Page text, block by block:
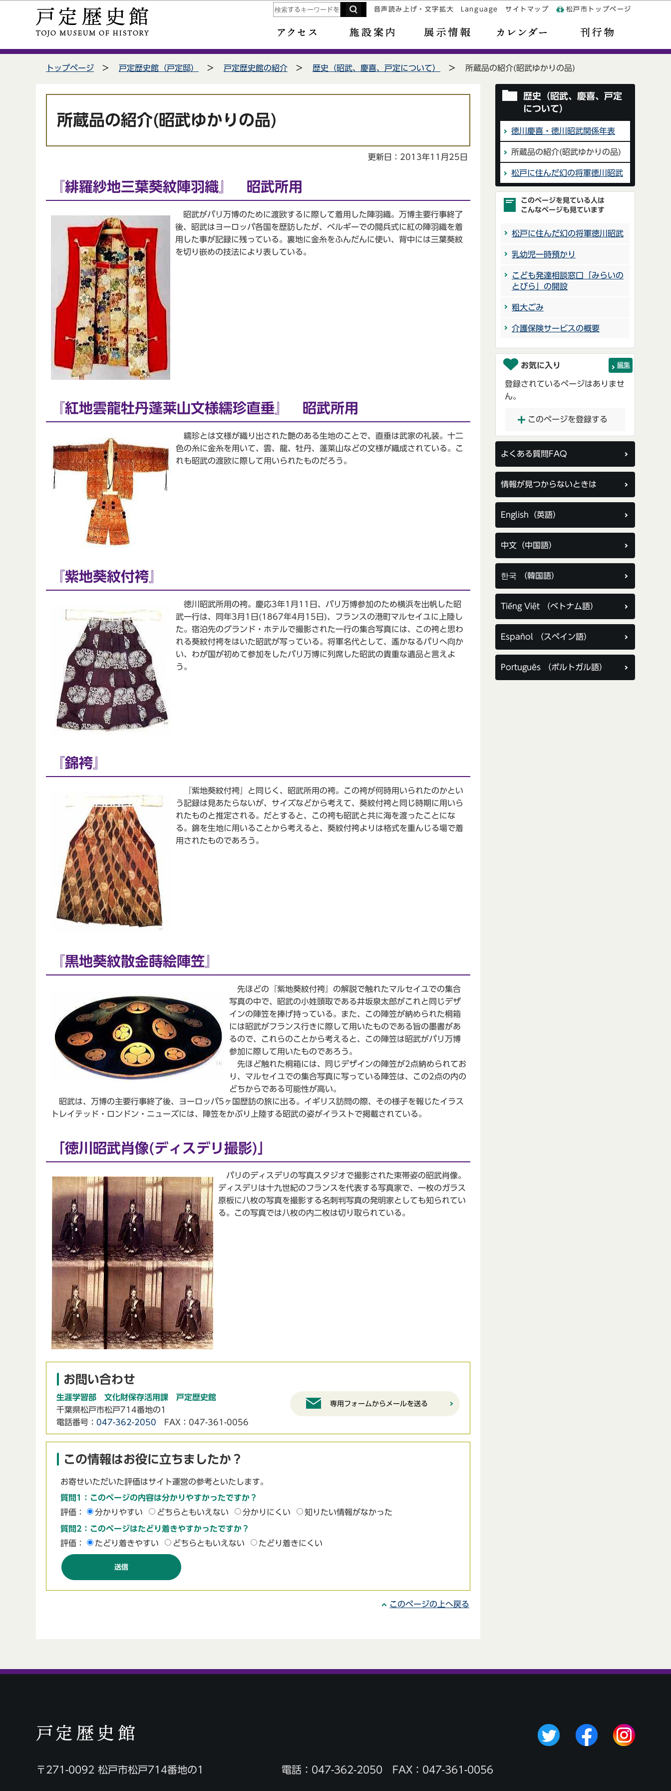
ジ
ニ
このページの本文へ移動音声読み上げ・文字拡大 Language サイトマップ 松戸市トップページ
サイトメニューここまで
トップページ 戸定歴史館（戸定邸） 戸定歴史館の紹介 歴史（昭武、慶喜、戸定について） 所蔵品の紹介(昭武ゆかりの品)
所蔵品の紹介(昭武ゆかりの品)
更新日：2013年11月25日
『緋羅紗地三葉葵紋陣羽織』 昭武所用
昭武がパリ万博のために渡欧するに際して着用した陣羽織。万博主要行事終了
後、昭武はヨーロッパ各国を歴訪したが、ベルギーでの閲兵式に紅の陣羽織を着
用した事が記録に残っている。裏地に金糸をふんだんに使い、背中には三葉葵紋
を切り嵌めの技法により表している。
『紅地雲龍牡丹蓬莱山文様繻珍直垂』 昭武所用
繻珍とは文様が織り出された艶のある生地のことで、直垂は武家の礼装。十二
色の糸に金糸を用いて、雲、龍、牡丹、蓬莱山などの文様が織成されている。こ
れも昭武の渡欧に際して用いられたものだろう。
『紫地葵紋付袴』
徳川昭武所用の袴。慶応3年1月11日、パリ万博参加のため横浜を出帆した昭
武一行は、同年3月1日(1867年4月15日)、フランスの港町マルセイユに上陸し
た。宿泊先のグランド・ホテルで撮影された一行の集合写真には、この袴と思わ
れる葵紋付袴をはいた昭武が写っている。将軍名代として、遙かなるパリへ向か
い、わが国が初めて参加をしたパリ万博に列席した昭武の貴重な遺品と言えよ
う。
『錦袴』
『紫地葵紋付袴』と同じく、昭武所用の袴。この袴が何時用いられたのかとい
う記録は見あたらないが、サイズなどから考えて、葵紋付袴と同じ時期に用いら
れたものと推定される。だとすると、この袴も昭武と共に海を渡ったことにな
る。錦を生地に用いることから考えると、葵紋付袴よりは格式を重んじる場で着
用されたものであろう。
『黒地葵紋散金蒔絵陣笠』
先ほどの『紫地葵紋付袴』の解説で触れたマルセイユでの集合
写真の中で、昭武の小姓頭取である井坂泉太郎がこれと同じデザ
インの陣笠を捧げ持っている。また、この陣笠が納められた桐箱
には昭武がフランス行きに際して用いたものである旨の墨書があ
るので、これらのことから考えると、この陣笠は昭武がパリ万博
参加に際して用いたものであろう。
先ほど触れた桐箱には、同じデザインの陣笠が2点納められてお
り、マルセイユでの集合写真に写っている陣笠は、この2点の内の
どちからである可能性が高い。
昭武は、万博の主要行事終了後、ヨーロッパ5ヶ国歴訪の旅に出る。イギリス訪問の際、その様子を報じたイラス
トレイテッド・ロンドン・ニューズには、陣笠をかぶり上陸する昭武の姿がイラストで掲載されている。
「徳川昭武肖像(ディスデリ撮影)」
パリのディスデリの写真スタジオで撮影された束帯姿の昭武肖像。
ディスデリは十九世紀のフランスを代表する写真家で、一枚のガラス
原板に八枚の写真を撮影する名刺判写真の発明家としても知られてい
る。この写真では八枚の内二枚は切り取られている。
お問い合わせ
生涯学習部 文化財保存活用課 戸定歴史館
千葉県松戸市松戸714番地の1
電話番号： 047-362-2050 FAX：047-361-0056
専用フォームからメールを送る
この情報はお役に立ちましたか？
お寄せいただいた評価はサイト運営の参考といたします。
質問1：このページの内容は分かりやすかったですか？
評価：
分かりやすい どちらともいえない 分かりにくい 知りたい情報がなかった
質問2：このページはたどり着きやすかったですか？
評価：
たどり着きやすい どちらともいえない たどり着きにくい
このページの上へ戻る
歴史（昭武、慶喜、戸定
について）
徳川慶喜・徳川昭武関係年表
所蔵品の紹介(昭武ゆかりの品)
松戸に住んだ幻の将軍徳川昭武
このページを見ている人は
こんなページも見ています
松戸に住んだ幻の将軍徳川昭武
乳幼児一時預かり
こども発達相談窓口「みらいの
とびら」の開設
粗大ごみ
介護保険サービスの概要
お気に入り 編集
登録されているページはありませ
ん。
このページを登録する
よくある質問FAQ
情報が見つからないときは
English（英語）
中文（中国語）
한국 （韓国語）
Tiếng Việt （ベトナム語）
Español （スペイン語）
Português （ポルトガル語）
〒271-0092 松戸市松戸714番地の1 電話：047-362-2050 FAX：047-361-0056